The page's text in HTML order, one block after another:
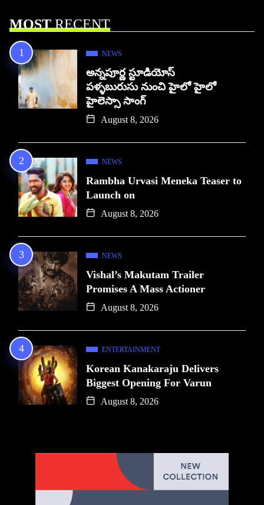
MOSTRECENT
NEWS
అన్నపూర్ణ స్టూడియోస్
పళ్ళబురుసు నుంచి హైలో హైలో
హైలెస్సా సాంగ్
August 8, 2026
NEWS
Rambha Urvasi Meneka Teaser to
Launch on
August 8, 2026
NEWS
Vishal’s Makutam Trailer
Promises A Mass Actioner
August 8, 2026
ENTERTAINMENT
Korean Kanakaraju Delivers
Biggest Opening For Varun
August 8, 2026